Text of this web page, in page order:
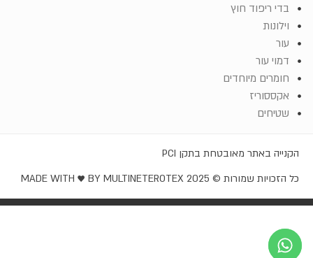
בדי ריפוד חוץ
וילונות
עור
דמוי עור
חומרים מיוחדים
אקססוריז
שטיחים
הקנייה באתר מאובטחת בתקן PCI
כל הזכויות שמורות © EROTEX 2025
MADE WITH ♥️ BY MULTINET